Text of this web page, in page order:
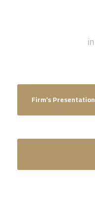
Firm’s Presentation